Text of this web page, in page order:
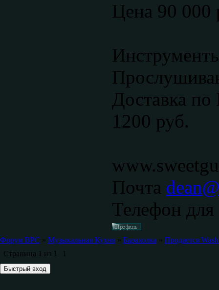
Цена 90 000
Доставка
1200 руб.
Почта
Телефон для
Форум ВРС » Музыкальная Кухня » Барахолка » Продается
Страница 1 из 1 1